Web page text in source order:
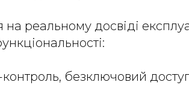
реальному досвіді
безключовий